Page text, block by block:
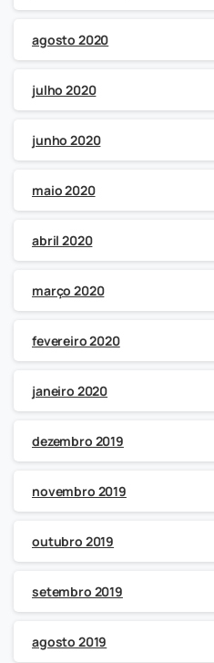
agosto 2020
julho 2020
junho 2020
maio 2020
abril 2020
março 2020
fevereiro 2020
janeiro 2020
dezembro 2019
novembro 2019
outubro 2019
setembro 2019
agosto 2019